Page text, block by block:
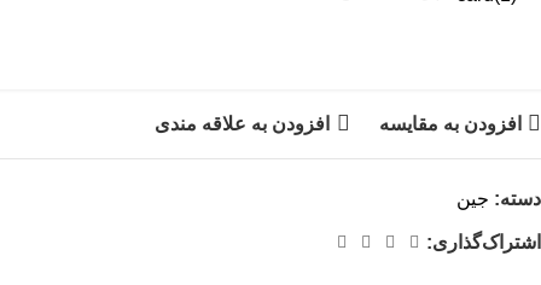
افزودن به مقایسه افزودن به علاقه مندی
دسته: جین
اشتراک‌گذاری: